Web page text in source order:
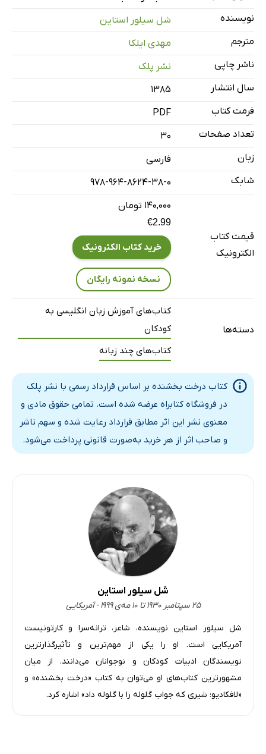
نویسنده
شل سیلور استاین
مترجم
مهدی ایلکا
ناشر چاپی
نشر پلک
سال انتشار
۱۳۸۵
فرمت کتاب
PDF
تعداد صفحات
30
زبان
فارسی
شابک
978-964-8624-38-0
قیمت کتاب
الکترونیک
۱۴۰,۰۰۰ تومان
€2.99
خرید کتاب الکترونیک
نسخه نمونه رایگان
دسته‌ها
کتاب‌های آموزش زبان انگلیسی به
کودکان
کتاب‌های چند زبانه
کتاب درخت بخشنده بر اساس قرارداد رسمی با نشر پلک
در فروشگاه کتابراه عرضه شده است. تمامی حقوق مادی و
معنوی نشر این اثر مطابق قرارداد رعایت شده و سهم ناشر
و صاحب اثر از هر خرید به‌صورت قانونی پرداخت می‌شود.
شل سیلور استاین
۲۵ سپتامبر ۱۹۳۰ تا ۱۰ مه‌ی ۱۹۹۹ - آمریکایی
شل سیلور استاین نویسنده، شاعر، ترانه‌سرا و کارتونیست
آمریکایی است. او را یکی از مهم‌ترین و تأثیرگذارترین
نویسندگان ادبیات کودکان و نوجوانان می‌دانند. از میان
مشهورترین کتاب‌های او می‌توان به کتاب «درخت بخشنده» و
«لافکادیو؛ شیری که جواب گلوله را با گلوله داد» اشاره کرد.